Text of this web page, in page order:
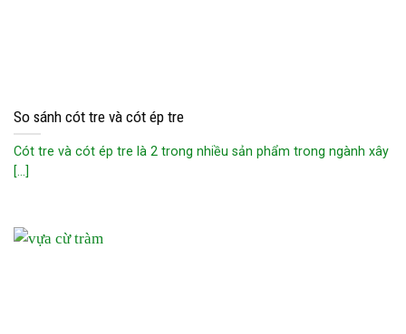
So sánh cót tre và cót ép tre
Cót tre và cót ép tre là 2 trong nhiều sản phẩm trong ngành xây
[...]